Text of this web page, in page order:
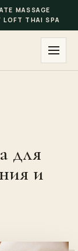
MASSAGE
LOFT THAI SPA
для
и